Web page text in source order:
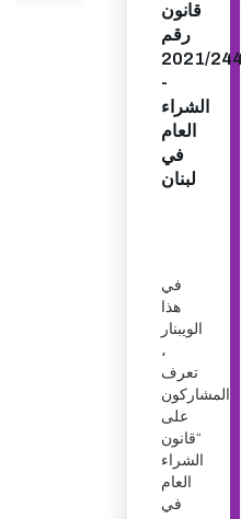
قانون
رقم
2021/244
-
الشراء
العام
في
لبنان
في
هذا
الويبنار
،
تعرف
المشاركون
على
“قانون
الشراء
العام
في